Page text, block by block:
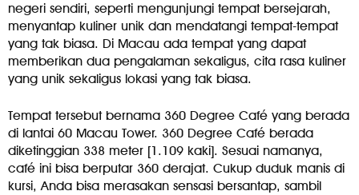
negeri sendiri, seperti mengunjungi tempat bersejarah,
menyantap kuliner unik dan mendatangi tempat-tempat
yang tak biasa. Di Macau ada tempat yang dapat
memberikan dua pengalaman sekaligus, cita rasa kuliner
yang unik sekaligus lokasi yang tak biasa.
Tempat tersebut bernama 360 Degree Café yang berada
di lantai 60 Macau Tower. 360 Degree Café berada
diketinggian 338 meter [1.109 kaki]. Sesuai namanya,
café ini bisa berputar 360 derajat. Cukup duduk manis di
kursi, Anda bisa merasakan sensasi bersantap, sambil